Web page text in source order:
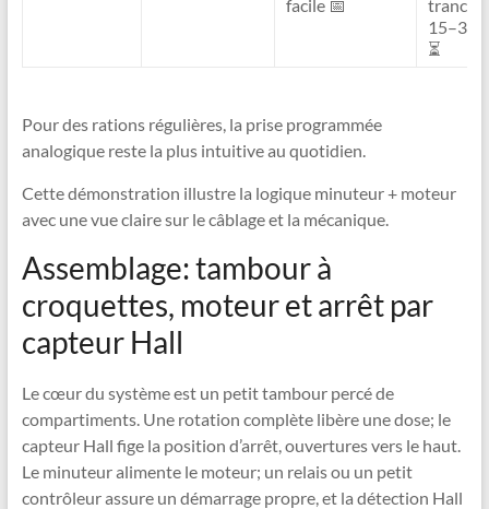
facile 📅
15–30
⏳
Pour des rations régulières, la prise programmée
analogique reste la plus intuitive au quotidien.
Cette démonstration illustre la logique minuteur + moteur
avec une vue claire sur le câblage et la mécanique.
Assemblage: tambour à
croquettes, moteur et arrêt par
capteur Hall
Le cœur du système est un petit tambour percé de
compartiments. Une rotation complète libère une dose; le
capteur Hall fige la position d’arrêt, ouvertures vers le haut.
Le minuteur alimente le moteur; un relais ou un petit
contrôleur assure un démarrage propre, et la détection Hall